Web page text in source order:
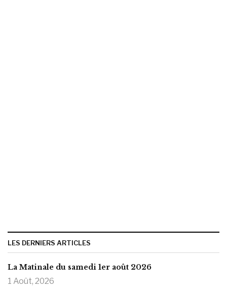
LES DERNIERS ARTICLES
La Matinale du samedi 1er août 2026
1 Août, 2026